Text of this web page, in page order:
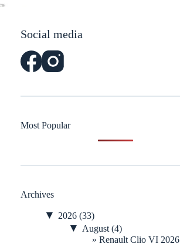
Social media
Most Popular
Archives
▼ 2026 (33)
▼ August (4)
Renault Clio VI 2026